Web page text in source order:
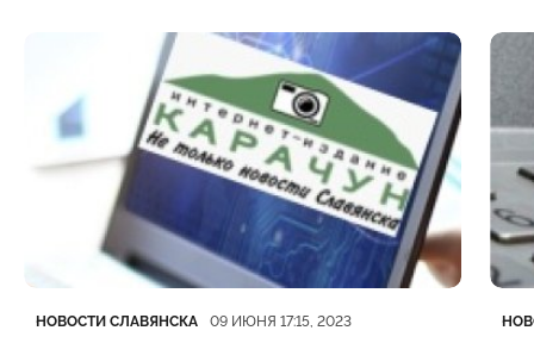
Категория
НОВОСТИ СЛАВЯНСКА
Дата публикации 09 ИЮНЯ 17:15, 2023